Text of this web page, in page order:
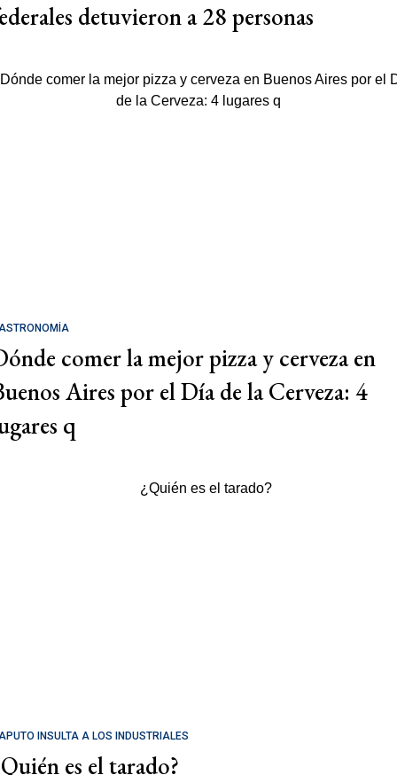
detuvieron a 28 personas
comer la mejor pizza y cerveza en
Aires por el Día de la Cerveza: 4
q
INSULTA A LOS INDUSTRIALES
es el tarado?